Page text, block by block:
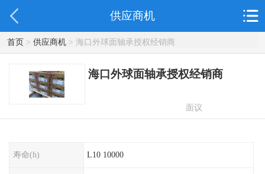
供应商机
首页> 供应商机> 海口外球面轴承授权经销商
海口外球面轴承授权经销商
面议
寿命(h) L10 10000